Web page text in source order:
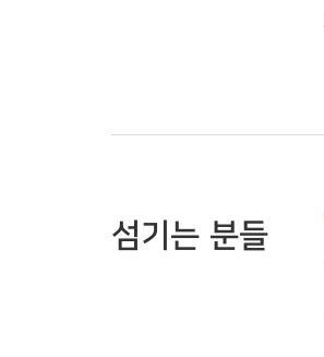
섬기는 분들